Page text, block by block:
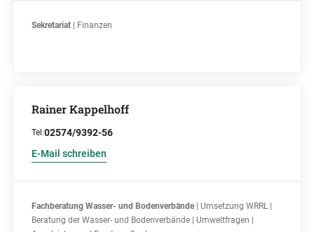
Sekretariat | Finanzen
Rainer Kappelhoff
Tel.02574/9392-56
E-Mail schreiben
Fachberatung Wasser- und Bodenverbände | Umsetzung WRRL |
Beratung der Wasser- und Bodenverbände | Umweltfragen |